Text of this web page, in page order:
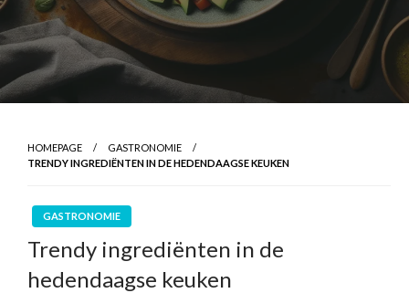
HOMEPAGE
GASTRONOMIE
TRENDY INGREDIËNTEN IN DE HEDENDAAGSE KEUKEN
GASTRONOMIE
Trendy ingrediënten in de
hedendaagse keuken